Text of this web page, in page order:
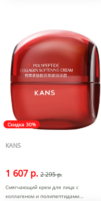
Скидка 30%
KANS
1 607 р. 2 295 р.
Смягчающий крем для лица с
коллагеном и полипептидами